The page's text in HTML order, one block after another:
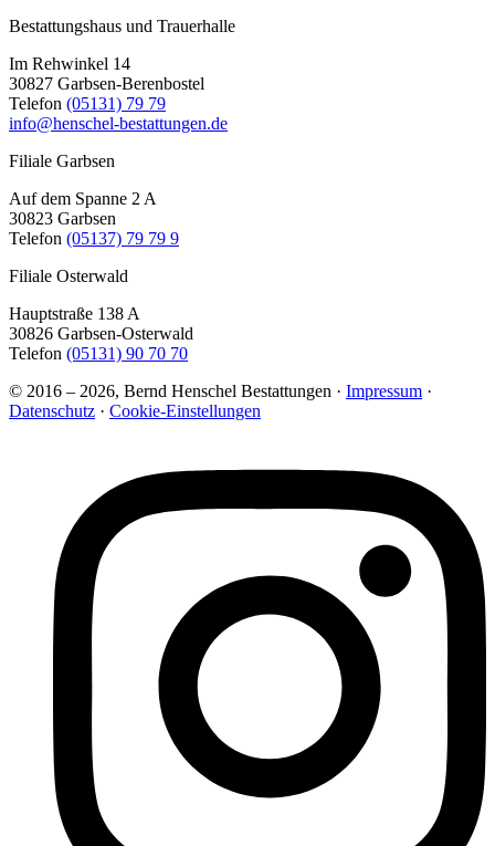
Bestattungshaus und Trauerhalle
Im Rehwinkel 14
30827 Garbsen-Berenbostel
Telefon (05131) 79 79
info@henschel-bestattungen.de
Filiale Garbsen
Auf dem Spanne 2 A
30823 Garbsen
Telefon (05137) 79 79 9
Filiale Osterwald
Hauptstraße 138 A
30826 Garbsen-Osterwald
Telefon (05131) 90 70 70
© 2016 – 2026, Bernd Henschel Bestattungen · Impressum ·
Datenschutz · Cookie-Einstellungen